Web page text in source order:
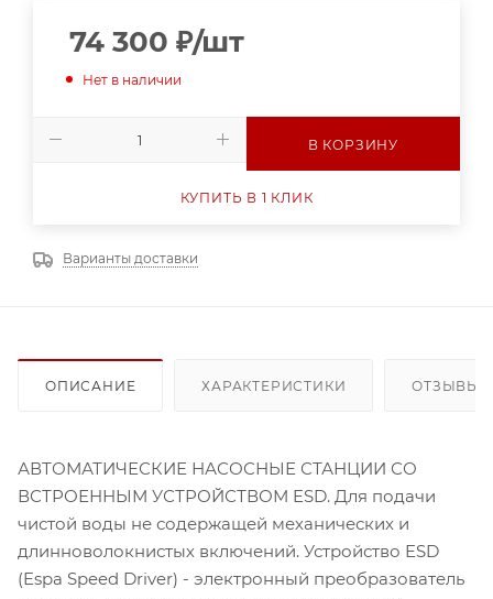
74 300 ₽/шт
Нет в наличии
В КОРЗИНУ
КУПИТЬ В 1 КЛИК
Варианты доставки
ОПИСАНИЕ ХАРАКТЕРИСТИКИ ОТЗЫВЫ
АВТОМАТИЧЕСКИЕ НАСОСНЫЕ СТАНЦИИ СО
ВСТРОЕННЫМ УСТРОЙСТВОМ ESD. Для подачи
чистой воды не содержащей механических и
длинноволокнистых включений. Устройство ESD
(Espa Speed Driver) - электронный преобразователь